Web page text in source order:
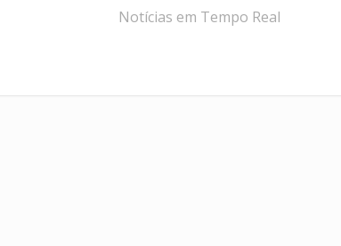
Notícias em Tempo Real